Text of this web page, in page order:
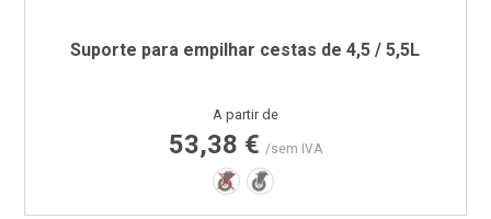
Suporte para empilhar cestas de 4,5 / 5,5L
Preço
A partir de
53,38 € /sem IVA
NãoSim